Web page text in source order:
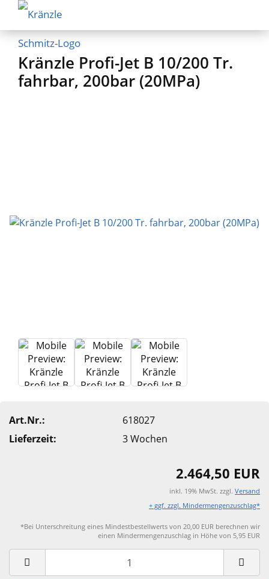
Kränzle Profi-Jet B 10/200 Tr.
fahrbar, 200bar (20MPa)
Art.Nr.:
618027
Lieferzeit:
3 Wochen
2.464,50 EUR
inkl. 19% MwSt. zzgl. Versand
+ ggf. zzgl. Mindermengenzuschlag*
*Bei Unterschreitung eines Mindestbestellwerts von 20,00 EUR berechnen wir
einen Mindermengenzuschlag in Höhe von 5,95 EUR